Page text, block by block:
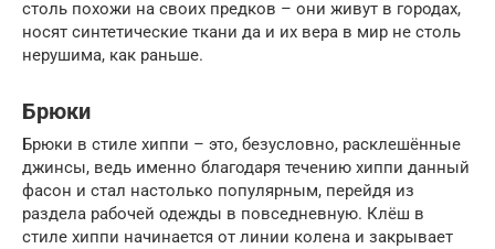
столь похожи на своих предков – они живут в городах,
носят синтетические ткани да и их вера в мир не столь
нерушима, как раньше.
Брюки
Брюки в стиле хиппи – это, безусловно, расклешённые
джинсы, ведь именно благодаря течению хиппи данный
фасон и стал настолько популярным, перейдя из
раздела рабочей одежды в повседневную. Клёш в
стиле хиппи начинается от линии колена и закрывает